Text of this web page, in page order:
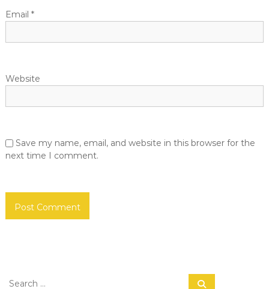
Email *
Website
Save my name, email, and website in this browser for the
next time I comment.
S
S